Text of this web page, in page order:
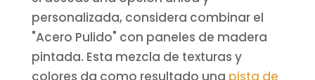
personalizada, considera combinar el
"Acero Pulido" con paneles de madera
pintada. Esta mezcla de texturas y